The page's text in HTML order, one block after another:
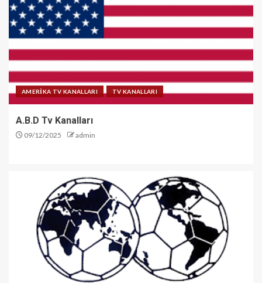
AMERİKA TV KANALLARI TV KANALLARI
A.B.D Tv Kanalları
09/12/2025 admin